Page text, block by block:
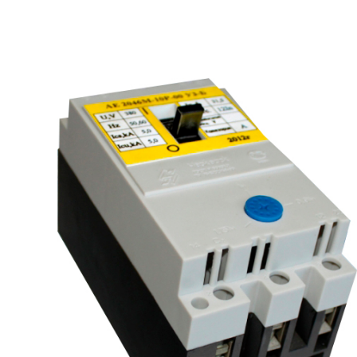
(Филиал
15.02.2022
Электро выиграла тендер на
поставку деревянных опор ЛЭП
складского оперативного
Татьяна (Branch of «Saren B.
V.» PLLC)
Выражаю благодарность
оперативную обработку нашего
Выставили коммерческое
хорошей цене в течение двух
малого сотня товарных